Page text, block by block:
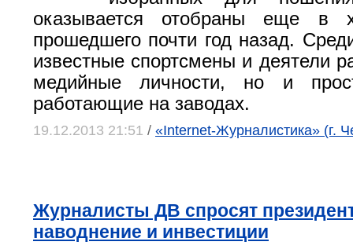
оказывается отобраны еще в
прошедшего почти год назад.
известные спортсмены и деятели
медийные личности, но и
работающие на заводах.
19.12.2013 21:51 / «Internet-Журналистика» (г.
Журналисты ДВ спросят
наводнение и инвестиции